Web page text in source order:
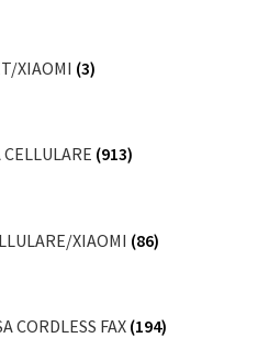
XIAOMI (3)
(913)
XIAOMI (86)
CORDLESS FAX(194)